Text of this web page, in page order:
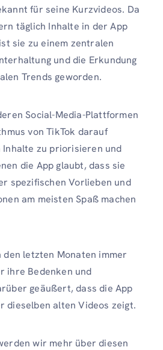
für seine Kurzvideos. Da
täglich Inhalte in der App
sie zu einem zentralen
und die Erkundung
Trends geworden.
Social-Media-Plattformen
von TikTok darauf
Inhalte zu priorisieren und
die App glaubt, dass sie
spezifischen Vorlieben und
am meisten Spaß machen
den letzten Monaten immer
ihre Bedenken und
geäußert, dass die App
dieselben alten Videos zeigt.
wir mehr über diesen